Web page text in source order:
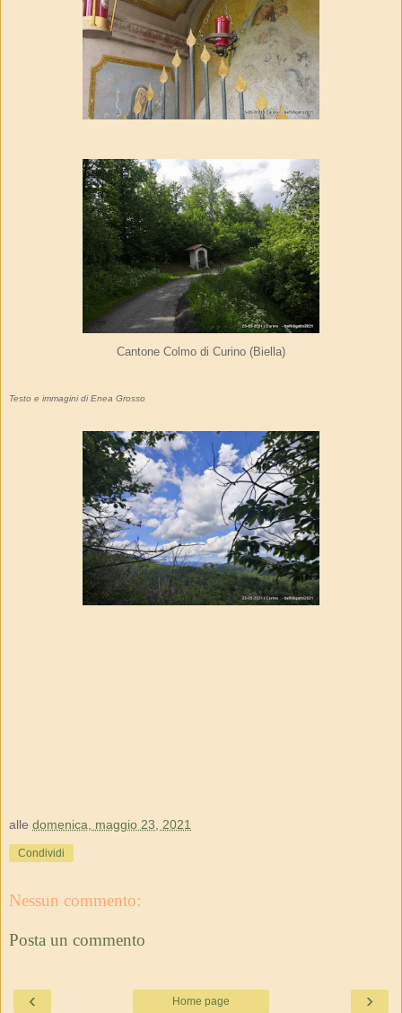
Cantone Colmo di Curino (Biella)
Testo e immagini di Enea Grosso
alle domenica, maggio 23, 2021
Condividi
Nessun commento:
Posta un commento
‹ ›
Home page